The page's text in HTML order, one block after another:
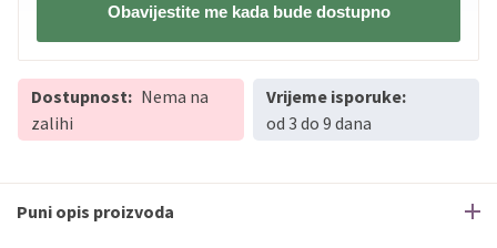
Obavijestite me kada bude dostupno
Dostupnost: Nema na
zalihi
Vrijeme isporuke:
od 3 do 9 dana
Puni opis proizvoda